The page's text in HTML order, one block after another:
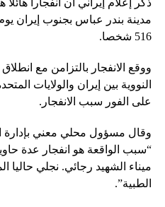
ذكر إعلام إيراني أن انفجارا
مدينة بندر عباس بجنوب إيران
516 شخصا.
ووقع الانفجار بالتزامن مع
النووية بين إيران والولايات
على الفور سبب الانفجار.
وقال مسؤول محلي معني بإدارة
“سبب الواقعة هو انفجار عدة
ميناء الشهيد رجائي. نجلي حاليا
الطبية”.